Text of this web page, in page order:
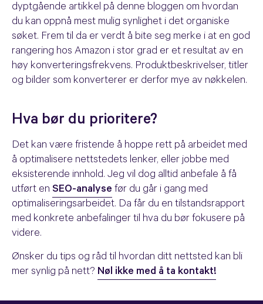
dyptgående artikkel på denne bloggen om hvordan
du kan oppnå mest mulig synlighet i det organiske
søket. Frem til da er verdt å bite seg merke i at en god
rangering hos Amazon i stor grad er et resultat av en
høy konverteringsfrekvens. Produktbeskrivelser, titler
og bilder som konverterer er derfor mye av nøkkelen.
Hva bør du prioritere?
Det kan være fristende å hoppe rett på arbeidet med
å optimalisere nettstedets lenker, eller jobbe med
eksisterende innhold. Jeg vil dog alltid anbefale å få
utført en SEO-analyse før du går i gang med
optimaliseringsarbeidet. Da får du en tilstandsrapport
med konkrete anbefalinger til hva du bør fokusere på
videre.
Ønsker du tips og råd til hvordan ditt nettsted kan bli
mer synlig på nett? Nøl ikke med å ta kontakt!